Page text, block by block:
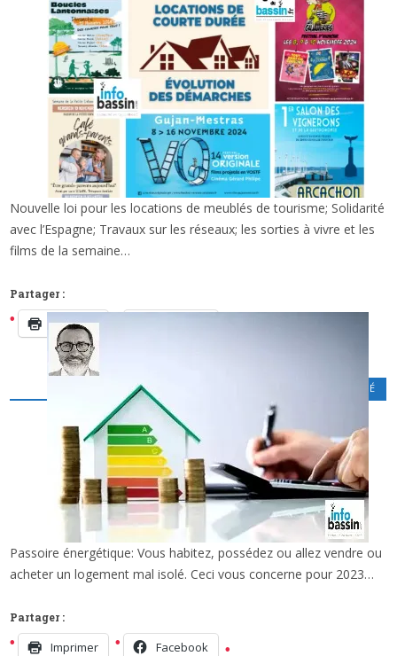
DE L’ACTU ET DES SORTIES CETTE SEMAINE… x
Nouvelle loi pour les locations de meublés de tourisme; Solidarité
avec l’Espagne; Travaux sur les réseaux; les sorties à vivre et les
films de la semaine…
Partager :
Imprimer
LOISIRS CULTURELS PATRIMOINE - FISCALITÉ
ZOOM IMMOBILIER (2/2): LE SORT DES
PASSOIRES THERMIQUES…
x
Passoire énergétique: Vous habitez, possédez ou allez vendre ou
acheter un logement mal isolé. Ceci vous concerne pour 2023…
Partager :
Imprimer Facebook